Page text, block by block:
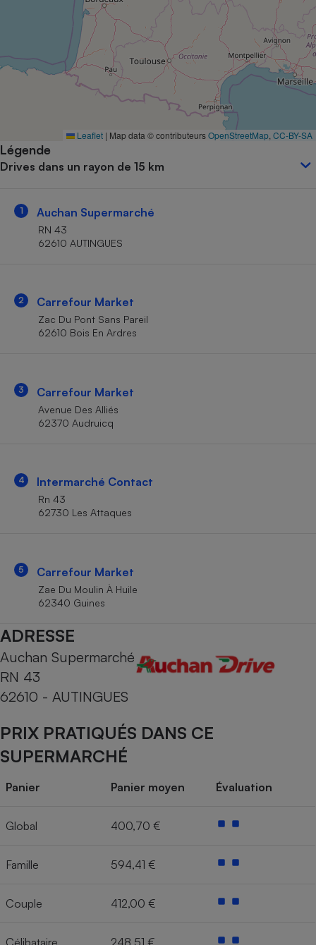
Leaflet | Map data © contributeursOpenStreetMap CC-BY-SA
Légende
Drives dans un rayon de 15 km
1 Auchan Supermarché
RN 43
62610 AUTINGUES
2 Carrefour Market
Zac Du Pont Sans Pareil
62610 Bois En Ardres
3 Carrefour Market
Avenue Des Alliés
62370 Audruicq
4 Intermarché Contact
Rn 43
62730 Les Attaques
5 Carrefour Market
Zae Du Moulin À Huile
62340 Guines
ADRESSE
Auchan Supermarché
RN 43
62610 - AUTINGUES
PRIX PRATIQUÉS DANS CE
SUPERMARCHÉ
Panier Panier moyen Évaluation
Global 400,70 €
Famille 594,41 €
Couple 412,00 €
Complément
alimentaire
Assurance emprunteur
Banque
Petit électroménager -
Cafetière à expressos
Matelas
Mutuelle